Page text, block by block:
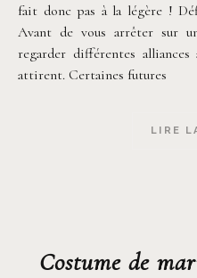
fait donc pas à la légère !
Avant de vous arrêter sur
regarder différentes
attirent. Certaines futures
LIRE
Costume de